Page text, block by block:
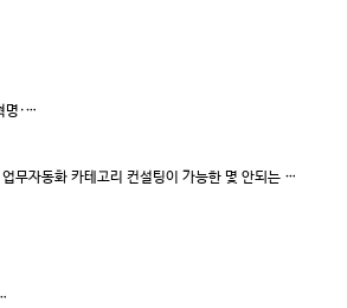
명·…
무자동화 카테고리 컨설팅이 가능한 몇 안되는 …